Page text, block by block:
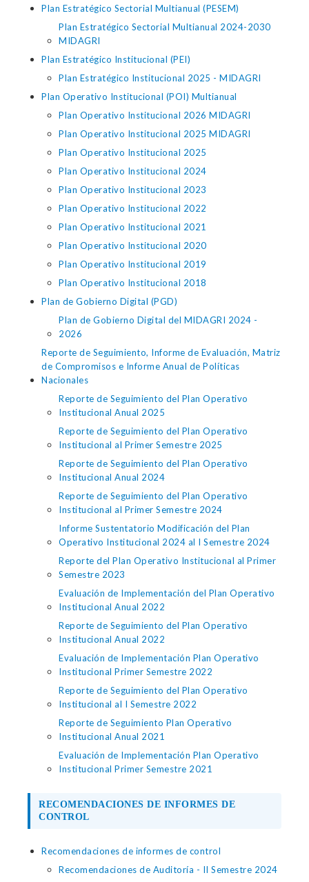
Plan Estratégico Sectorial Multianual (PESEM)
Plan Estratégico Sectorial Multianual 2024-2030
MIDAGRI
Plan Estratégico Institucional (PEI)
Plan Estratégico Institucional 2025 - MIDAGRI
Plan Operativo Institucional (POI) Multianual
Plan Operativo Institucional 2026 MIDAGRI
Plan Operativo Institucional 2025 MIDAGRI
Plan Operativo Institucional 2025
Plan Operativo Institucional 2024
Plan Operativo Institucional 2023
Plan Operativo Institucional 2022
Plan Operativo Institucional 2021
Plan Operativo Institucional 2020
Plan Operativo Institucional 2019
Plan Operativo Institucional 2018
Plan de Gobierno Digital (PGD)
Plan de Gobierno Digital del MIDAGRI 2024 -
2026
Reporte de Seguimiento, Informe de Evaluación, Matriz
de Compromisos e Informe Anual de Políticas
Nacionales
Reporte de Seguimiento del Plan Operativo
Institucional Anual 2025
Reporte de Seguimiento del Plan Operativo
Institucional al Primer Semestre 2025
Reporte de Seguimiento del Plan Operativo
Institucional Anual 2024
Reporte de Seguimiento del Plan Operativo
Institucional al Primer Semestre 2024
Informe Sustentatorio Modificación del Plan
Operativo Institucional 2024 al I Semestre 2024
Reporte del Plan Operativo Institucional al Primer
Semestre 2023
Evaluación de Implementación del Plan Operativo
Institucional Anual 2022
Reporte de Seguimiento del Plan Operativo
Institucional Anual 2022
Evaluación de Implementación Plan Operativo
Institucional Primer Semestre 2022
Reporte de Seguimiento del Plan Operativo
Institucional al I Semestre 2022
Reporte de Seguimiento Plan Operativo
Institucional Anual 2021
Evaluación de Implementación Plan Operativo
Institucional Primer Semestre 2021
RECOMENDACIONES DE INFORMES DE
CONTROL
Recomendaciones de informes de control
Recomendaciones de Auditoría - II Semestre 2024